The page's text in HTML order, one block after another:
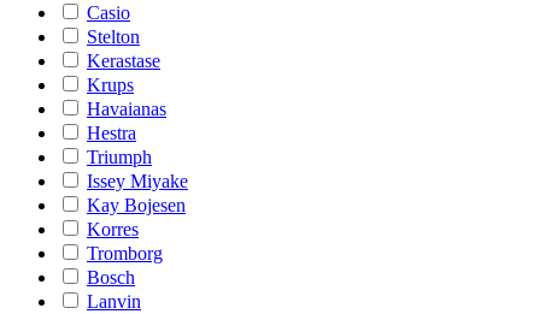
Casio
Stelton
Kerastase
Krups
Havaianas
Hestra
Triumph
Issey Miyake
Kay Bojesen
Korres
Tromborg
Bosch
Lanvin